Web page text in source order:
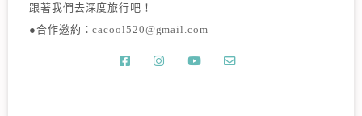
跟著我們去深度旅行吧！
●合作邀約：cacool520@gmail.com